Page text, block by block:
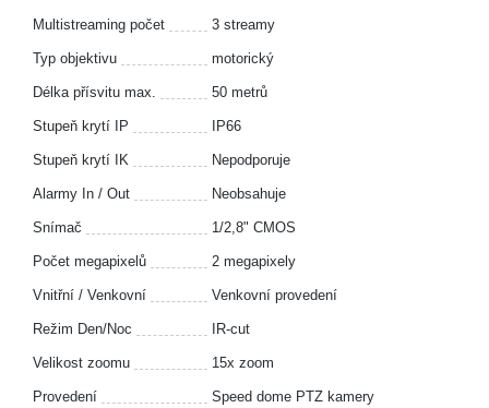
Multistreaming počet 3 streamy
Typ objektivu motorický
Délka přísvitu max. 50 metrů
Stupeň krytí IP IP66
Stupeň krytí IK Nepodporuje
Alarmy In / Out Neobsahuje
Snímač 1/2,8" CMOS
Počet megapixelů 2 megapixely
Vnitřní / Venkovní Venkovní provedení
Režim Den/Noc IR-cut
Velikost zoomu 15x zoom
Provedení Speed dome PTZ kamery